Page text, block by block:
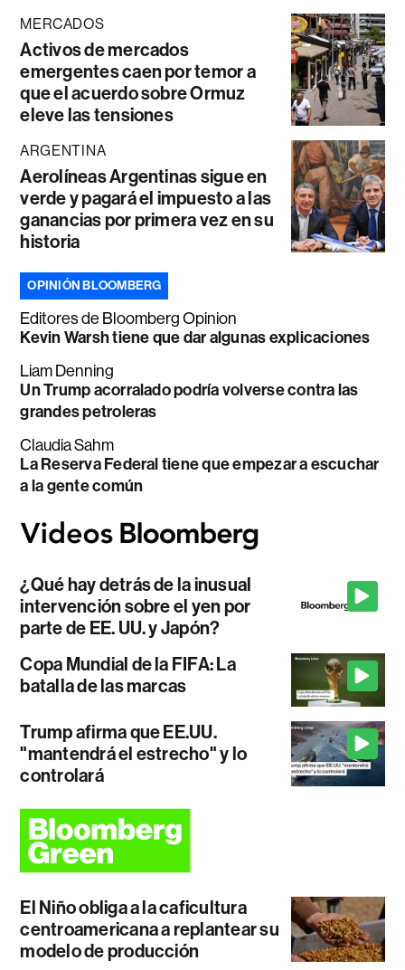
MERCADOS
Activos de mercados
emergentes caen por temor a
que el acuerdo sobre Ormuz
eleve las tensiones
ARGENTINA
Aerolíneas Argentinas sigue en
verde y pagará el impuesto a las
ganancias por primera vez en su
historia
OPINIÓN BLOOMBERG
Editores de Bloomberg Opinion
Kevin Warsh tiene que dar algunas explicaciones
Liam Denning
Un Trump acorralado podría volverse contra las
grandes petroleras
Claudia Sahm
La Reserva Federal tiene que empezar a escuchar
a la gente común
¿Qué hay detrás de la inusual
intervención sobre el yen por
parte de EE. UU. y Japón?
Copa Mundial de la FIFA: La
batalla de las marcas
Trump afirma que EE.UU.
"mantendrá el estrecho" y lo
controlará
El Niño obliga a la caficultura
centroamericana a replantear su
modelo de producción